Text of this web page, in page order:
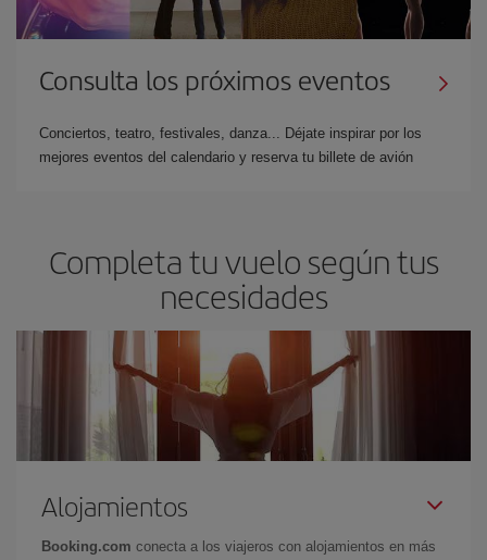
Consulta los próximos eventos
Conciertos, teatro, festivales, danza... Déjate inspirar por los
mejores eventos del calendario y reserva tu billete de avión
Completa tu vuelo según tus
necesidades
Alojamientos
Booking.com conecta a los viajeros con alojamientos en más